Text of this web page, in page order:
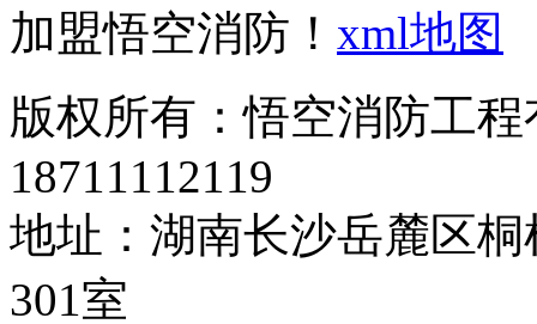
加盟悟空消防！ xml地图
版权所有：悟空消防工
18711112119
地址：湖南长沙岳麓区
301室